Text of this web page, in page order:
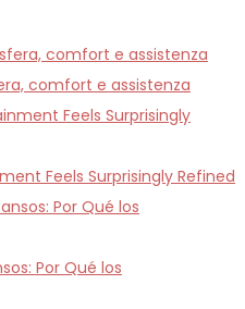
comfort e assistenza
Feels Surprisingly Refined
Por Qué los